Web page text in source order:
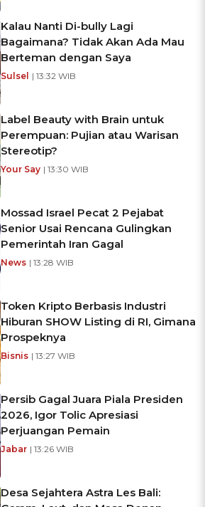
Kalau Nanti Di-bully Lagi
Bagaimana? Tidak Akan Ada Mau
Berteman dengan Saya
Sulsel | 13:32 WIB
Label Beauty with Brain untuk
Perempuan: Pujian atau Warisan
Stereotip?
Your Say | 13:30 WIB
Mossad Israel Pecat 2 Pejabat
Senior Usai Rencana Gulingkan
Pemerintah Iran Gagal
News | 13:28 WIB
Token Kripto Berbasis Industri
Hiburan SHOW Listing di RI, Gimana
Prospeknya
Bisnis | 13:27 WIB
Persib Gagal Juara Piala Presiden
2026, Igor Tolic Apresiasi
Perjuangan Pemain
Jabar | 13:26 WIB
Desa Sejahtera Astra Les Bali: